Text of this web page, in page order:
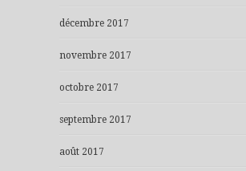
décembre 2017
novembre 2017
octobre 2017
septembre 2017
août 2017